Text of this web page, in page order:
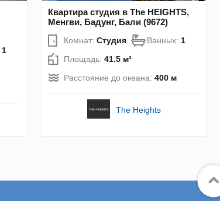
1
Квартира студия в The HEIGHTS,
Менгви, Бадунг, Бали (9672)
Комнат: Студия Ванных: 1
Площадь: 41.5 м²
Расстояние до океана: 400 м
The Heights